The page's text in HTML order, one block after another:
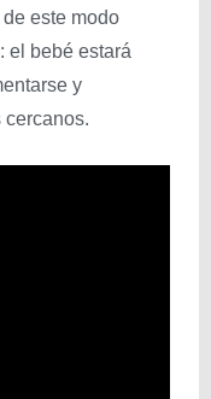
este modo
el bebé estará
y
cercanos.